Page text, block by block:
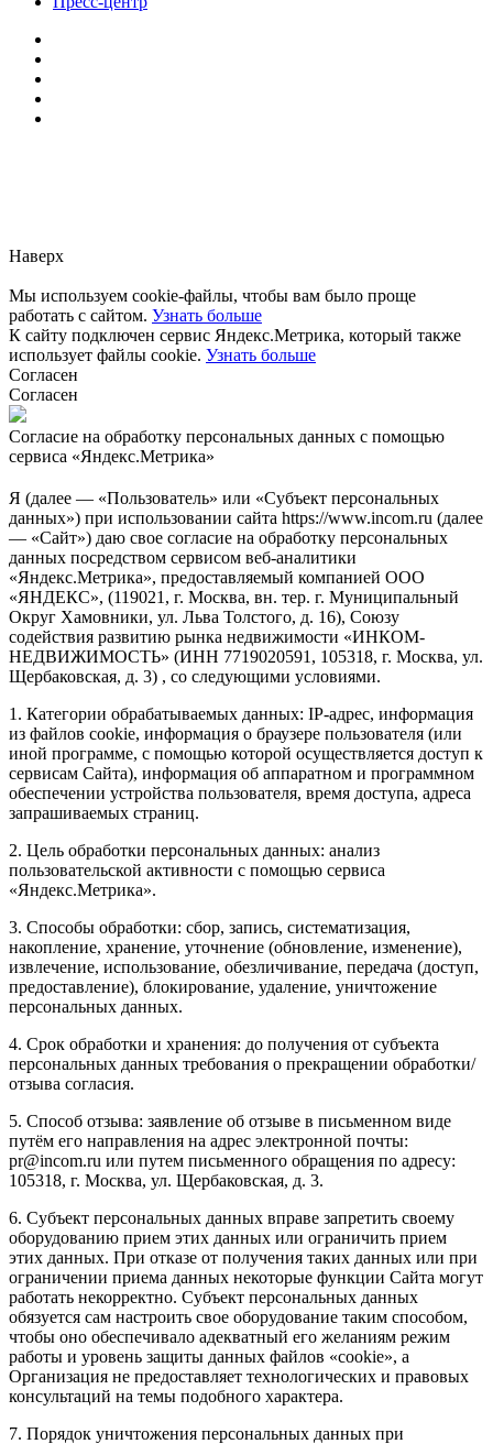
Наверх
Мы используем cookie-файлы, чтобы вам было проще
работать с сайтом. Узнать больше
К сайту подключен сервис Яндекс.Метрика, который также
использует файлы cookie. Узнать больше
Согласен
Согласен
Согласие на обработку персональных данных с помощью
сервиса «Яндекс.Метрика»
Я (далее — «Пользователь» или «Субъект персональных
данных») при использовании сайта https://www.incom.ru (далее
— «Сайт») даю свое согласие на обработку персональных
данных посредством сервисом веб-аналитики
«Яндекс.Метрика», предоставляемый компанией ООО
«ЯНДЕКС», (119021, г. Москва, вн. тер. г. Муниципальный
Округ Хамовники, ул. Льва Толстого, д. 16), Союзу
содействия развитию рынка недвижимости «ИНКОМ-
НЕДВИЖИМОСТЬ» (ИНН 7719020591, 105318, г. Москва, ул.
Щербаковская, д. 3) , со следующими условиями.
1. Категории обрабатываемых данных: IP-адрес, информация
из файлов cookie, информация о браузере пользователя (или
иной программе, с помощью которой осуществляется доступ к
сервисам Сайта), информация об аппаратном и программном
обеспечении устройства пользователя, время доступа, адреса
запрашиваемых страниц.
2. Цель обработки персональных данных: анализ
пользовательской активности с помощью сервиса
«Яндекс.Метрика».
3. Способы обработки: сбор, запись, систематизация,
накопление, хранение, уточнение (обновление, изменение),
извлечение, использование, обезличивание, передача (доступ,
предоставление), блокирование, удаление, уничтожение
персональных данных.
4. Срок обработки и хранения: до получения от субъекта
персональных данных требования о прекращении обработки/
отзыва согласия.
5. Способ отзыва: заявление об отзыве в письменном виде
путём его направления на адрес электронной почты:
pr@incom.ru или путем письменного обращения по адресу:
105318, г. Москва, ул. Щербаковская, д. 3.
6. Субъект персональных данных вправе запретить своему
оборудованию прием этих данных или ограничить прием
этих данных. При отказе от получения таких данных или при
ограничении приема данных некоторые функции Сайта могут
работать некорректно. Субъект персональных данных
обязуется сам настроить свое оборудование таким способом,
чтобы оно обеспечивало адекватный его желаниям режим
работы и уровень защиты данных файлов «cookie», а
Организация не предоставляет технологических и правовых
консультаций на темы подобного характера.
7. Порядок уничтожения персональных данных при